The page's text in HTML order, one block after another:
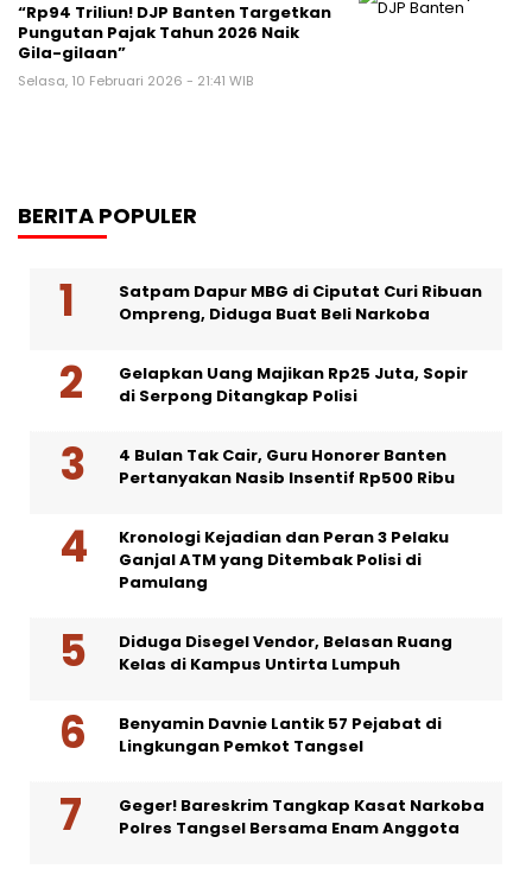
“Rp94 Triliun! DJP Banten Targetkan
Pungutan Pajak Tahun 2026 Naik
Gila-gilaan”
Selasa, 10 Februari 2026 - 21:41 WIB
BERITA POPULER
Satpam Dapur MBG di Ciputat Curi Ribuan
Ompreng, Diduga Buat Beli Narkoba
Gelapkan Uang Majikan Rp25 Juta, Sopir
di Serpong Ditangkap Polisi
4 Bulan Tak Cair, Guru Honorer Banten
Pertanyakan Nasib Insentif Rp500 Ribu
Kronologi Kejadian dan Peran 3 Pelaku
Ganjal ATM yang Ditembak Polisi di
Pamulang
Diduga Disegel Vendor, Belasan Ruang
Kelas di Kampus Untirta Lumpuh
Benyamin Davnie Lantik 57 Pejabat di
Lingkungan Pemkot Tangsel
Geger! Bareskrim Tangkap Kasat Narkoba
Polres Tangsel Bersama Enam Anggota